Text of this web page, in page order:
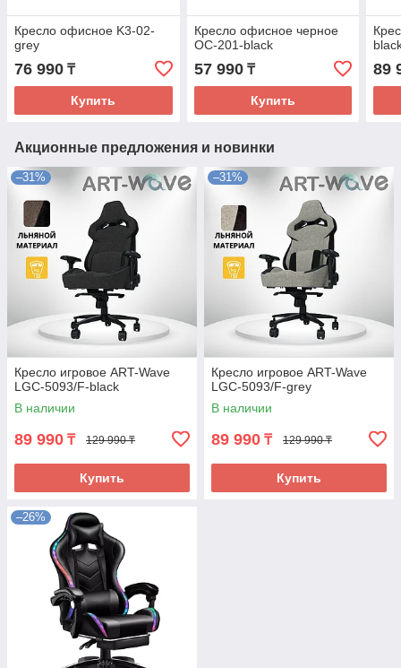
Кресло офисное K3-02-
grey
76 990 ₸
Купить
Кресло офисное черное
OC-201-black
57 990₸
Купить
89
Акционные предложения и новинки
–31%
Кресло игровое ART-Wave
LGC-5093/F-black
В наличии
89 990 ₸ 129 990 ₸
Купить
–31%
Кресло игровое ART-Wave
LGC-5093/F-grey
В наличии
89 990 ₸ 129 990 ₸
Купить
–26%